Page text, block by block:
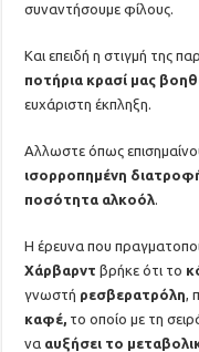
συναντήσουμε φίλους.
Και επειδή η στιγμή της
ποτήρια κρασί μας
ευχάριστη έκπληξη.
Αλλωστε όπως
ισορροπημένη
ποσότητα αλκοόλ.
Η έρευνα που
Χάρβαρντβρήκε ότι το
γνωστή ρεσβερατρόλη,
καφέ, το οποίο με τη
να αυξήσει το